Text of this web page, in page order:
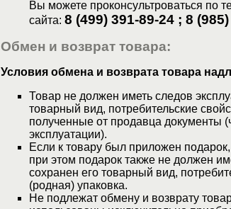
Вы можете проконсультроваться по
сайта: 8 (499) 391-89-24 ; 8
Обмен и возврат товара:
Условия обмена и возврата товара
Товар не должен иметь следов
товарный вид, потребительские
полученные от продавца документы
эксплуатации).
Если к товару был приложен
при этом подарок также не должен
сохранен его товарный вид,
(родная) упаковка.
Не подлежат обмену и возврату